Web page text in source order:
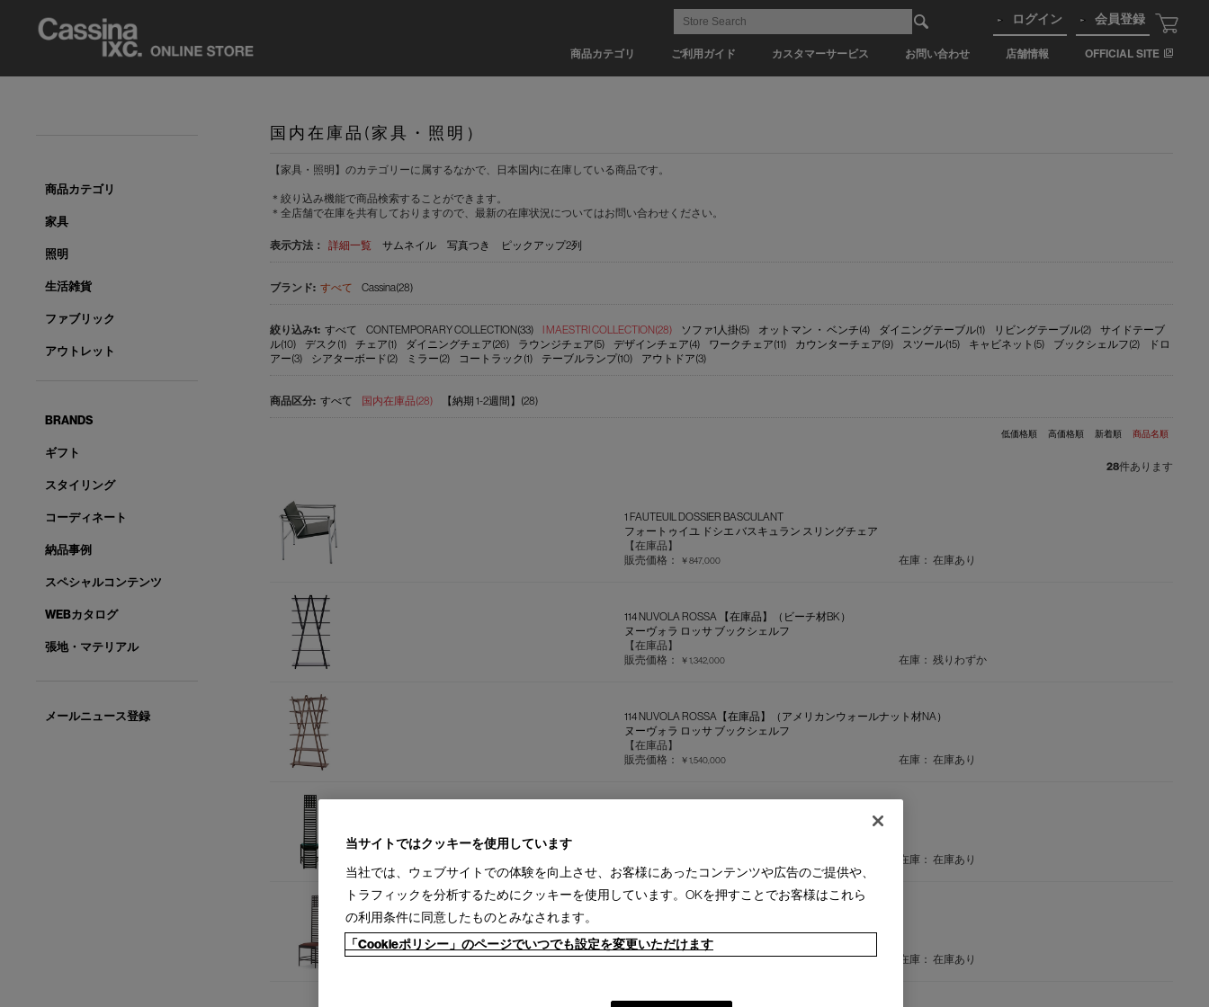
商品カテゴリ ご利用ガイド カスタマーサービス お問い合わせ 店舗情報 OFFICIAL SITE
ログイン 会員登録
国内在庫品(家具・照明）
【家具・照明】のカテゴリーに属するなかで、日本国内に在庫している商品です。
＊絞り込み機能で商品検索することができます。
＊全店舗で在庫を共有しておりますので、最新の在庫状況についてはお問い合わせください。
表示方法： 詳細一覧 サムネイル 写真つき ピックアップ2列
すべて Cassina(28)
すべて CONTEMPORARY COLLECTION(33) I MAESTRI COLLECTION(28) ソファ1人掛(5) オットマン ・ ベンチ(4) ダイニングテーブル(1) リビングテーブル(2)
サイドテーブ
ル(10)
デスク(1) チェア(1) ダイニングチェア(26) ラウンジチェア(5) デザインチェア(4) ワークチェア(11) カウンターチェア(9) スツール(15) キャビネット(5) ブックシェルフ(2)
ドロ
アー(3)
シアターボード(2) ミラー(2) コートラック(1) テーブルランプ(10) アウトドア(3)
すべて 国内在庫品(28) 【納期 1-2週間】(28)
低価格順 高価格順 新着順 商品名順
28件あります
1 FAUTEUIL DOSSIER BASCULANT
フォートゥイユ ドシエ バスキュラン スリングチェア
【在庫品】
販売価格：
￥847,000 在庫： 在庫あり
114 NUVOLA ROSSA 【在庫品】（ビーチ材BK）
ヌーヴォラ ロッサ ブックシェルフ
【在庫品】
販売価格：
￥1,342,000 在庫： 残りわずか
114 NUVOLA ROSSA【在庫品】（アメリカンウォールナット材NA）
ヌーヴォラ ロッサ ブックシェルフ
【在庫品】
販売価格：
￥1,540,000 在庫： 在庫あり
在庫： 在庫あり
ヒルハウス1 ラダーバックチェア
【在庫品】
販売価格：￥759,000 在庫： 在庫あり
商品カテゴリ
家具
照明
生活雑貨
ファブリック
アウトレット
BRANDS
ギフト
スタイリング
コーディネート
納品事例
スペシャルコンテンツ
WEBカタログ
張地・マテリアル
メールニュース登録
当サイトではクッキーを使用しています
当社では、ウェブサイトでの体験を向上させ、お客様にあったコンテンツや広告のご提供や、
トラフィックを分析するためにクッキーを使用しています。OKを押すことでお客様はこれら
の利用条件に同意したものとみなされます。
「Cookieポリシー」のページでいつでも設定を変更いただけます